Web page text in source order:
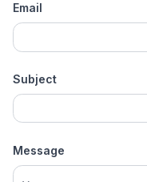
Email
Subject
Message